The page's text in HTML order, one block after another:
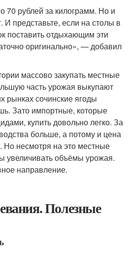
70 рублей за килограмм. Но и
И представьте, если на столы в
поставить отдыхающим эти
оригинально», — добавил
массово закупать местные
часть урожая выкупают
рынках сочинские ягоды
Зато импортные, которые
купить довольно легко. За
больше, а потому и цена
Но несмотря на это местные
увеличивать объёмы урожая.
направление.
Полезные